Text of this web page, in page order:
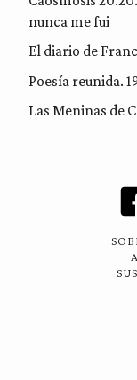
nunca me fui
El diario de
Poesía reunida.
Las Meninas de